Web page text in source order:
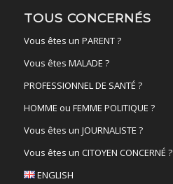
TOUS CONCERNÉS
Vous êtes un PARENT ?
Vous êtes MALADE ?
PROFESSIONNEL DE SANTÉ ?
HOMME ou FEMME POLITIQUE ?
Vous êtes un JOURNALISTE ?
Vous êtes un CITOYEN CONCERNÉ ?
ENGLISH